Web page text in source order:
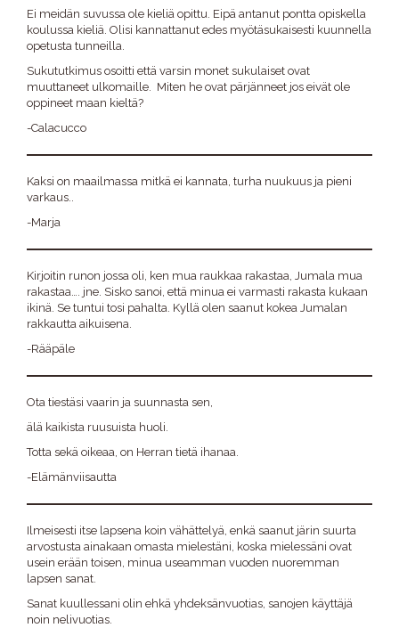
Ei meidän suvussa ole kieliä opittu. Eipä antanut pontta opiskella
koulussa kieliä. Olisi kannattanut edes myötäsukaisesti kuunnella
opetusta tunneilla.
Sukututkimus osoitti että varsin monet sukulaiset ovat
muuttaneet ulkomaille. Miten he ovat pärjänneet jos eivät ole
oppineet maan kieltä?
-Calacucco
Kaksi on maailmassa mitkä ei kannata, turha nuukuus ja pieni
varkaus..
-Marja
Kirjoitin runon jossa oli, ken mua raukkaa rakastaa, Jumala mua
rakastaa…. jne. Sisko sanoi, että minua ei varmasti rakasta kukaan
ikinä. Se tuntui tosi pahalta. Kyllä olen saanut kokea Jumalan
rakkautta aikuisena.
-Rääpäle
Ota tiestäsi vaarin ja suunnasta sen,
älä kaikista ruusuista huoli.
Totta sekä oikeaa, on Herran tietä ihanaa.
-Elämänviisautta
Ilmeisesti itse lapsena koin vähättelyä, enkä saanut järin suurta
arvostusta ainakaan omasta mielestäni, koska mielessäni ovat
usein erään toisen, minua useamman vuoden nuoremman
lapsen sanat.
Sanat kuullessani olin ehkä yhdeksänvuotias, sanojen käyttäjä
noin nelivuotias.